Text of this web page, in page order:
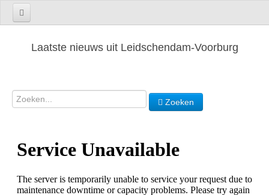
Laatste nieuws uit Leidschendam-Voorburg
Zoeken